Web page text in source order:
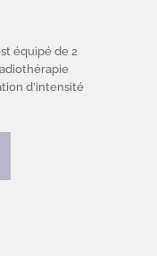
équipé de 2
d’intensité